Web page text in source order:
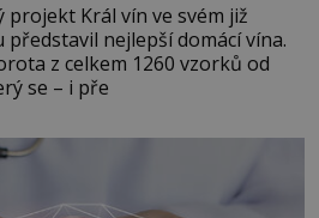
projekt Král vín ve svém již
nejlepší domácí vína.
z celkem 1260 vzorků od
který se – i pře